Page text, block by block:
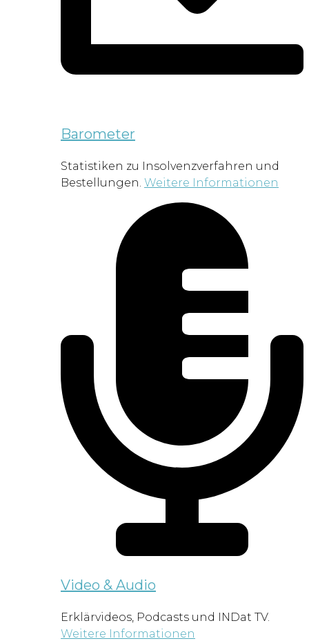
Barometer
Statistiken zu Insolvenzverfahren und
Bestellungen. Weitere Informationen
Video & Audio
Erklärvideos, Podcasts und INDat TV.
Weitere Informationen